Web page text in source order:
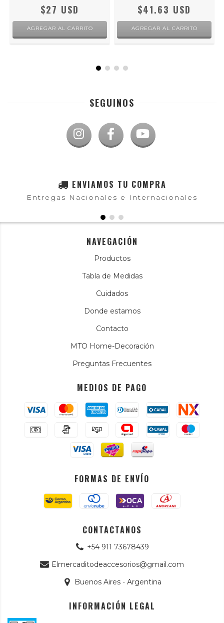
$27 USD
AGREGAR AL CARRITO
$41.63 USD
AGREGAR AL CARRITO
SEGUINOS
ENVIAMOS TU COMPRA
Entregas Nacionales e Internacionales
NAVEGACIÓN
Productos
Tabla de Medidas
Cuidados
Donde estamos
Contacto
MTO Home-Decoración
Preguntas Frecuentes
MEDIOS DE PAGO
FORMAS DE ENVÍO
CONTACTANOS
+54 911 73678439
Elmercaditodeaccesorios@gmail.com
Buenos Aires - Argentina
INFORMACIÓN LEGAL